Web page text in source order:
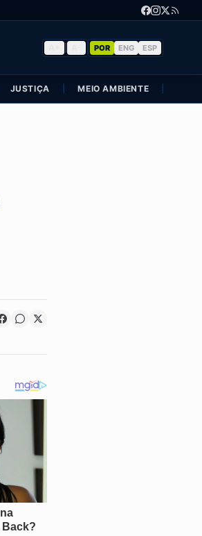
POR ENG ESP
JUSTIÇA MEIO AMBIENTE